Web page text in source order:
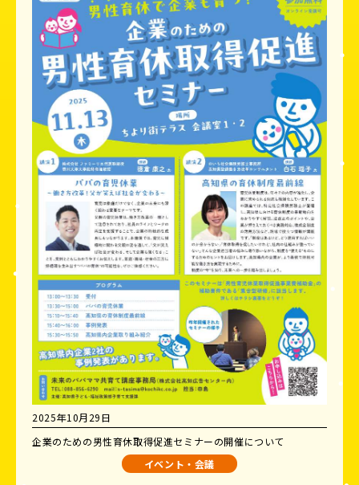
2025年10月29日
企業のための男性育休取得促進セミナーの開催について
イベント・会議